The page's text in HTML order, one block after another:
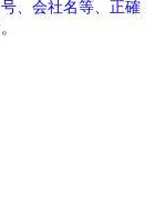
、会社名等、正確